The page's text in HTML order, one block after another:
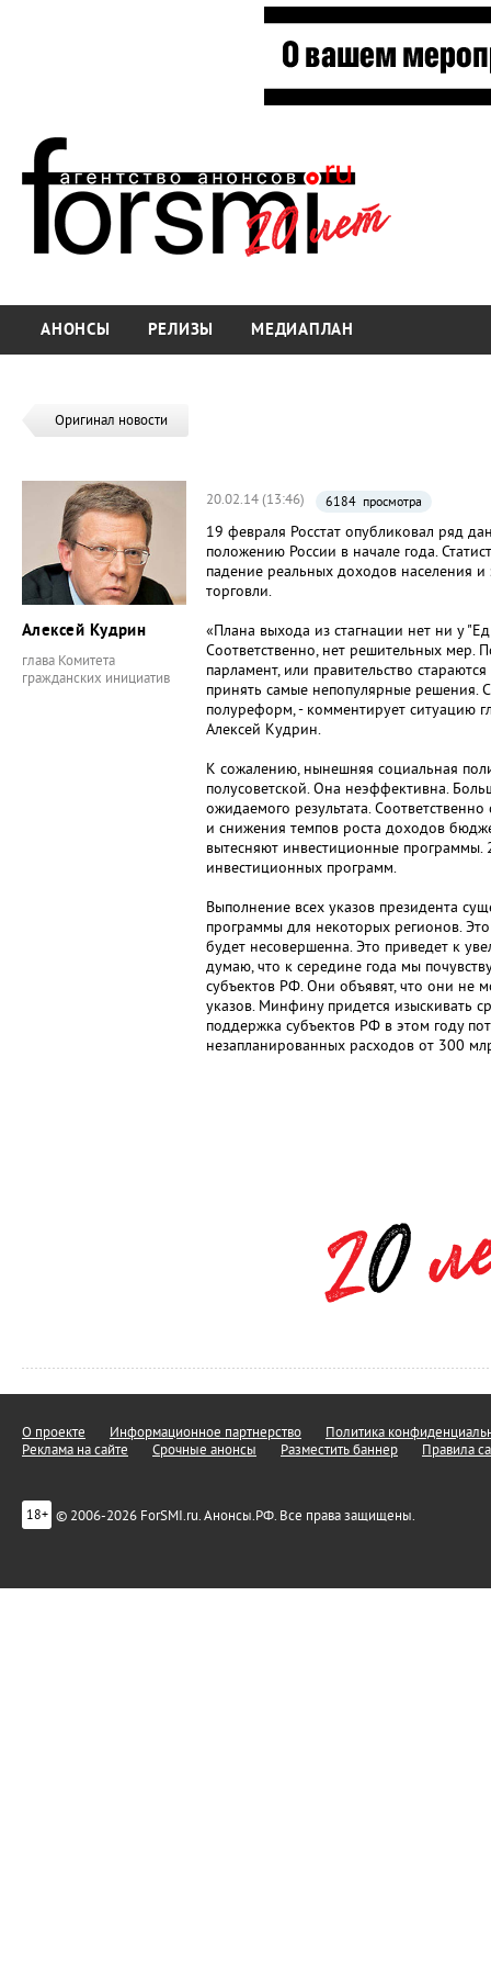
АНОНСЫ РЕЛИЗЫ МЕДИАПЛАН
Оригинал новости
Алексей Кудрин
глава Комитета
гражданских инициатив
20.02.14 (13:46) 6184 просмотра
19 февраля Росстат опубликовал ряд
положению России в начале года.
падение реальных доходов населения
торговли.
«Плана выхода из стагнации нет ни у
Соответственно, нет решительных мер.
парламент, или правительство
принять самые непопулярные решения.
полуреформ, - комментирует ситуацию
Алексей Кудрин.
К сожалению, нынешняя социальная
полусоветской. Она неэффективна.
ожидаемого результата.
и снижения темпов роста доходов
вытесняют инвестиционные программы.
инвестиционных программ.
Выполнение всех указов президента
программы для некоторых регионов.
будет несовершенна. Это приведет к
думаю, что к середине года мы
субъектов РФ. Они объявят, что они не
указов. Минфину придется изыскивать
поддержка субъектов РФ в этом году
незапланированных расходов от 300
О проекте Информационное партнерство
Политика
Реклама на сайте
Срочные анонсы Разместить баннер Правила
18+ © 2006-2026 ForSMI.ru. Анонсы.РФ. Все права защищены.